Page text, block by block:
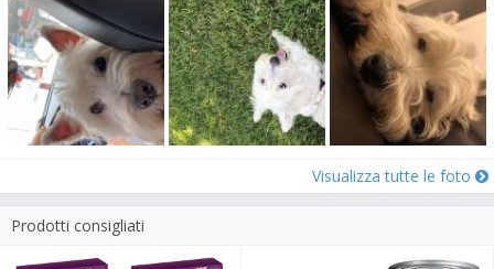
Visualizza tutte le foto
Prodotti consigliati